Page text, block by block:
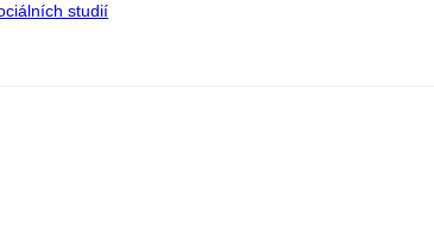
studií